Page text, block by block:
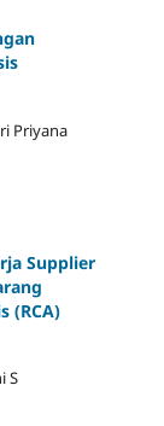
Priyana
Supplier
(RCA)
S